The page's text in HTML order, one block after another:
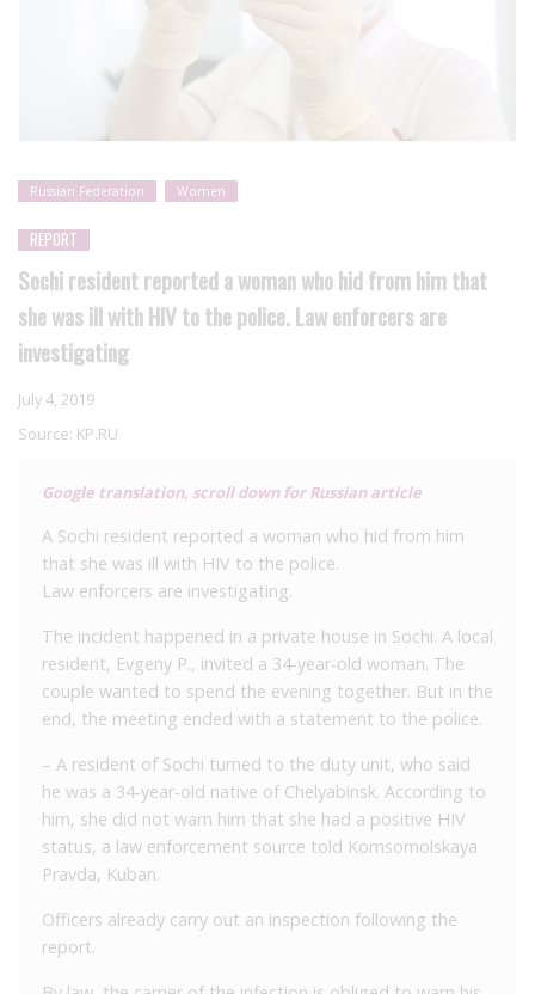
Russian Federation Women
REPORT
Sochi resident reported a woman who hid from him that
she was ill with HIV to the police. Law enforcers are
investigating
July 4, 2019
Source: KP.RU
Google translation, scroll down for Russian article
A Sochi resident reported a woman who hid from him
that she was ill with HIV to the police.
Law enforcers are investigating.
The incident happened in a private house in Sochi. A local
resident, Evgeny P., invited a 34-year-old woman. The
couple wanted to spend the evening together. But in the
end, the meeting ended with a statement to the police.
– A resident of Sochi turned to the duty unit, who said
he was a 34-year-old native of Chelyabinsk. According to
him, she did not warn him that she had a positive HIV
status, a law enforcement source told Komsomolskaya
Pravda, Kuban.
Officers already carry out an inspection following the
report.